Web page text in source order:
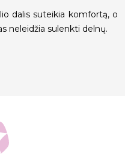
dalis suteikia komfortą, o
neleidžia sulenkti delnų.